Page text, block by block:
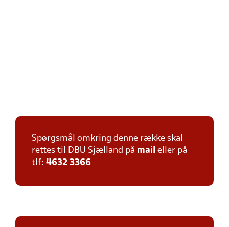
Spørgsmål omkring denne række skal
rettes til DBU Sjælland på mail eller på
tlf: 4632 3366